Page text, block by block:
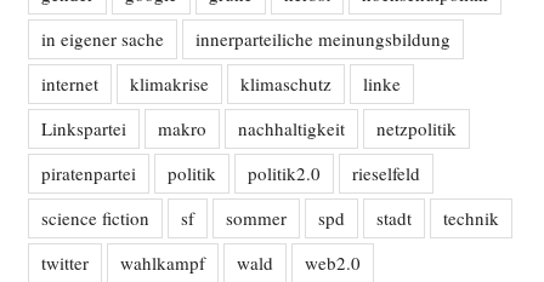
in eigener sache
innerparteiliche meinungsbildung
internet
klimakrise klimaschutz
linke
Linkspartei
makro nachhaltigkeit
netzpolitik
piratenpartei
politik politik2.0
rieselfeld
science fiction
sf sommer spd stadt
technik
twitter
wahlkampf wald
web2.0